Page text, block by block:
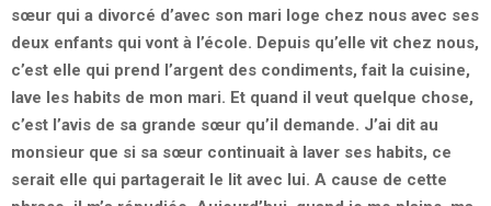
sœur qui a divorcé d’avec son mari loge chez nous avec ses
deux enfants qui vont à l’école. Depuis qu’elle vit chez nous,
c’est elle qui prend l’argent des condiments, fait la cuisine,
lave les habits de mon mari. Et quand il veut quelque chose,
c’est l’avis de sa grande sœur qu’il demande. J’ai dit au
monsieur que si sa sœur continuait à laver ses habits, ce
serait elle qui partagerait le lit avec lui. A cause de cette